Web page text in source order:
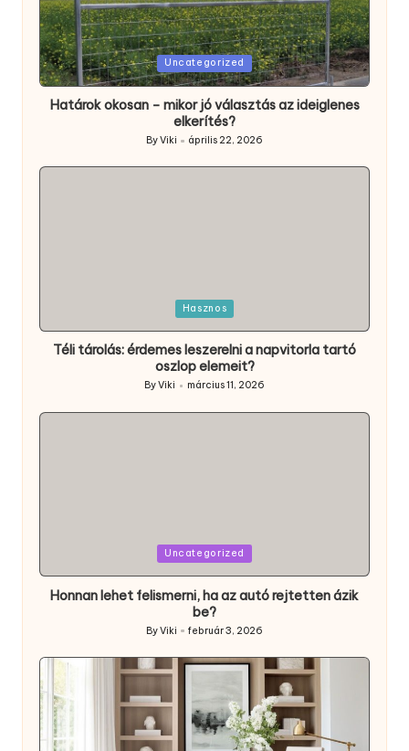
Posted
in
Uncategorized
Határok okosan – mikor jó választás az ideiglenes
elkerítés?
Posted
by
ByViki április 22, 2026
Hasznos
Téli tárolás: érdemes leszerelni a napvitorla tartó
oszlop elemeit?
Posted
ByViki március 11, 2026
Uncategorized
Honnan lehet felismerni, ha az autó rejtetten ázik
be?
Posted
by
ByViki február 3, 2026